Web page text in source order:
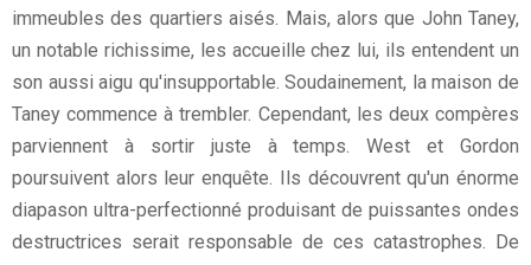
immeubles des quartiers aisés. Mais, alors que John Taney,
un notable richissime, les accueille chez lui, ils entendent un
son aussi aigu qu'insupportable. Soudainement, la maison de
Taney commence à trembler. Cependant, les deux compères
parviennent à sortir juste à temps. West et Gordon
poursuivent alors leur enquête. Ils découvrent qu'un énorme
diapason ultra-perfectionné produisant de puissantes ondes
destructrices serait responsable de ces catastrophes. De